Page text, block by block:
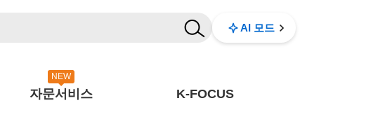
AI 모드
NEW
자문서비스 K-FOCUS